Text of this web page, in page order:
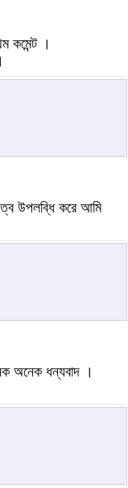
কমেন্ট ।
উপলব্ধি করে আমি
অনেক ধন্যবাদ ।